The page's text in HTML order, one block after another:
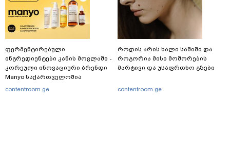
ფერმენტირებული
ინგრედიენტები კანის მოვლაში -
კორეული ინოვაციური ბრენდი
Manyo საქართველოშია
contentroom.ge
როდის არის ხალი საშიში და
როგორია მისი მოშორების
მარტივი და უსაფრთხო გზები
contentroom.ge